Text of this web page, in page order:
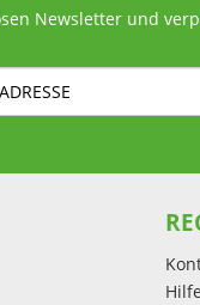
Newsletter und